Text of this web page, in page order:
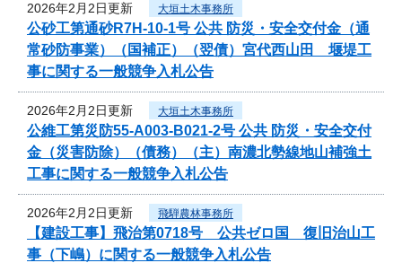
2026年2月2日更新 大垣土木事務所
公砂工第通砂R7H-10-1号 公共 防災・安全交付金（通
常砂防事業）（国補正）（翌債）宮代西山田 堰堤工
事に関する一般競争入札公告
2026年2月2日更新 大垣土木事務所
公維工第災防55-A003-B021-2号 公共 防災・安全交付
金（災害防除）（債務）（主）南濃北勢線地山補強土
工事に関する一般競争入札公告
2026年2月2日更新 飛騨農林事務所
【建設工事】飛治第0718号 公共ゼロ国 復旧治山工
事（下嶋）に関する一般競争入札公告